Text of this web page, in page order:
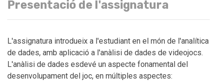
Presentació de l'assignatura
L'assignatura introdueix a l'estudiant en el món de l'analítica
de dades, amb aplicació a l'anàlisi de dades de videojocs.
L'anàlisi de dades esdevé un aspecte fonamental del
desenvolupament del joc, en múltiples aspectes: